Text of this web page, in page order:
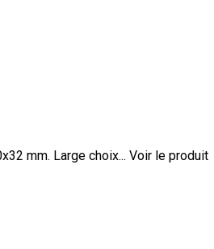
mm. Large choix... Voir le produit